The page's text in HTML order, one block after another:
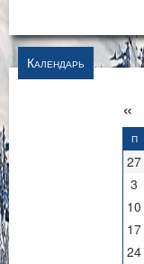
Календарь
«
п
27
3
10
17
24